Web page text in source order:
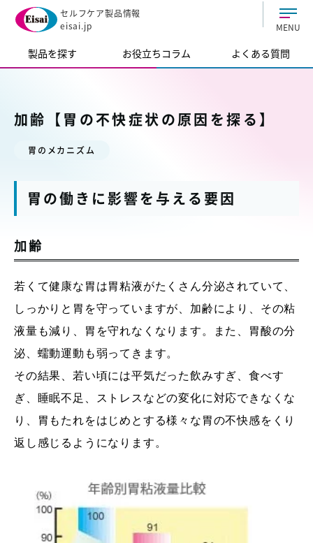
セルフケア製品情報
eisai.jp
MENU
製品を探す お役立ちコラム よくある質問
加齢【胃の不快症状の原因を探る】
胃のメカニズム
胃の働きに影響を与える要因
加齢
若くて健康な胃は胃粘液がたくさん分泌されていて、
しっかりと胃を守っていますが、加齢により、その粘
液量も減り、胃を守れなくなります。また、胃酸の分
泌、蠕動運動も弱ってきます。
その結果、若い頃には平気だった飲みすぎ、食べす
ぎ、睡眠不足、ストレスなどの変化に対応できなくな
り、胃もたれをはじめとする様々な胃の不快感をくり
返し感じるようになります。